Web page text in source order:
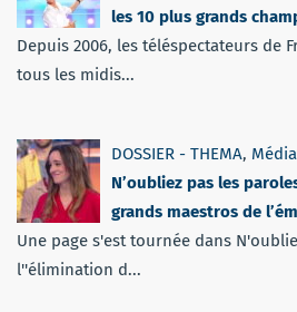
les 10 plus grands
Depuis 2006, les téléspectateurs de
tous les midis...
DOSSIER - THEMA,
N’oubliez pas les
grands maestros de
Une page s'est tournée dans
l''élimination d...